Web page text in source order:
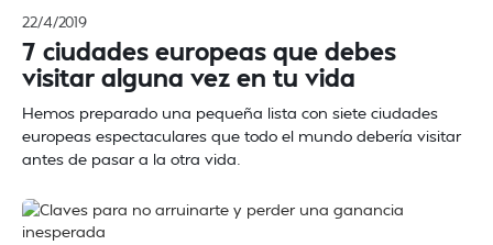
22/4/2019
7 ciudades europeas que debes
visitar alguna vez en tu vida
Hemos preparado una pequeña lista con siete ciudades
europeas espectaculares que todo el mundo debería visitar
antes de pasar a la otra vida.